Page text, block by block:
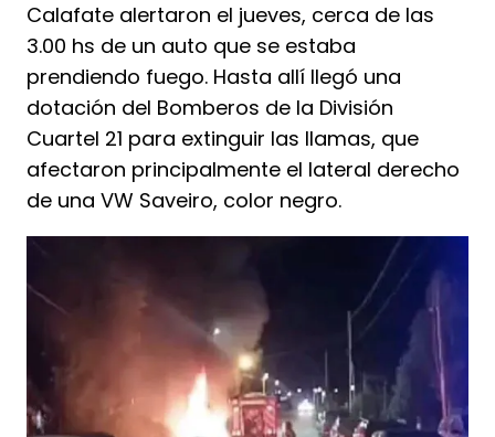
Calafate alertaron el jueves, cerca de las
3.00 hs de un auto que se estaba
prendiendo fuego. Hasta allí llegó una
dotación del Bomberos de la División
Cuartel 21 para extinguir las llamas, que
afectaron principalmente el lateral derecho
de una VW Saveiro, color negro.